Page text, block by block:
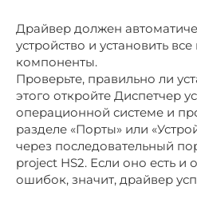
Драйвер должен
устройство и установить
компоненты.
Проверьте, правильно ли
этого откройте Диспетчер
операционной системе и
разделе «Порты» или
через последовательный
project HS2. Если оно есть и
ошибок, значит, драйвер